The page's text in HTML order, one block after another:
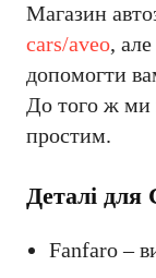
Магазин
cars/aveo,
допомогти
До того ж ми
простим.
Деталі для
Fanfaro –